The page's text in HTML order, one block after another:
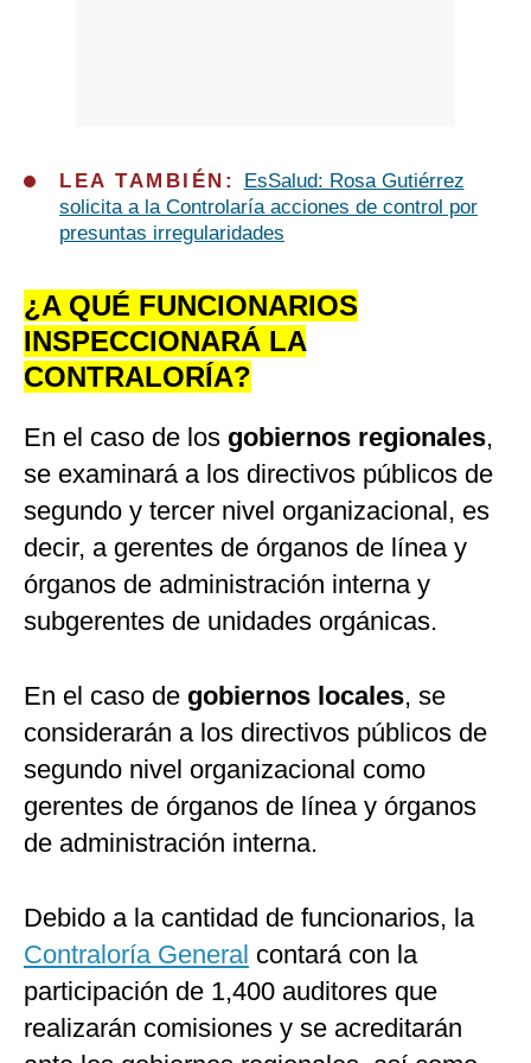
LEA TAMBIÉN:
EsSalud: Rosa Gutiérrez
solicita a la Controlaría acciones de control por
presuntas irregularidades
¿A QUÉ FUNCIONARIOS
INSPECCIONARÁ LA
CONTRALORÍA?
En el caso de los gobiernos regionales,
se examinará a los directivos públicos de
segundo y tercer nivel organizacional, es
decir, a gerentes de órganos de línea y
órganos de administración interna y
subgerentes de unidades orgánicas.
En el caso de gobiernos locales, se
considerarán a los directivos públicos de
segundo nivel organizacional como
gerentes de órganos de línea y órganos
de administración interna.
Debido a la cantidad de funcionarios, la
Contraloría General contará con la
participación de 1,400 auditores que
realizarán comisiones y se acreditarán